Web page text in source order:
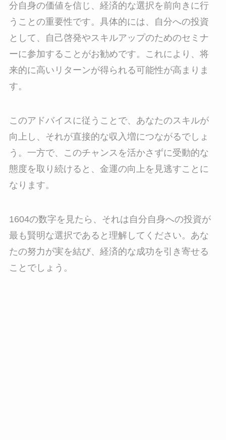
分自身の価値を信じ、経済的な選択を前向きに行
うことの重要性です。具体的には、自分への投資
として、自己啓発やスキルアップのためのセミナ
ーに参加することがお勧めです。これにより、将
来的に高いリターンが得られる可能性が高まりま
す。
このアドバイスに従うことで、あなたのスキルが
向上し、それが直接的な収入増につながるでしょ
う。一方で、このチャンスを活かさずに受動的な
態度を取り続けると、金運の向上を見逃すことに
なります。
1604の数字を見たら、それは自分自身への投資が
最も賢明な選択であると理解してください。あな
たの努力が実を結び、経済的な成功を引き寄せる
ことでしょう。